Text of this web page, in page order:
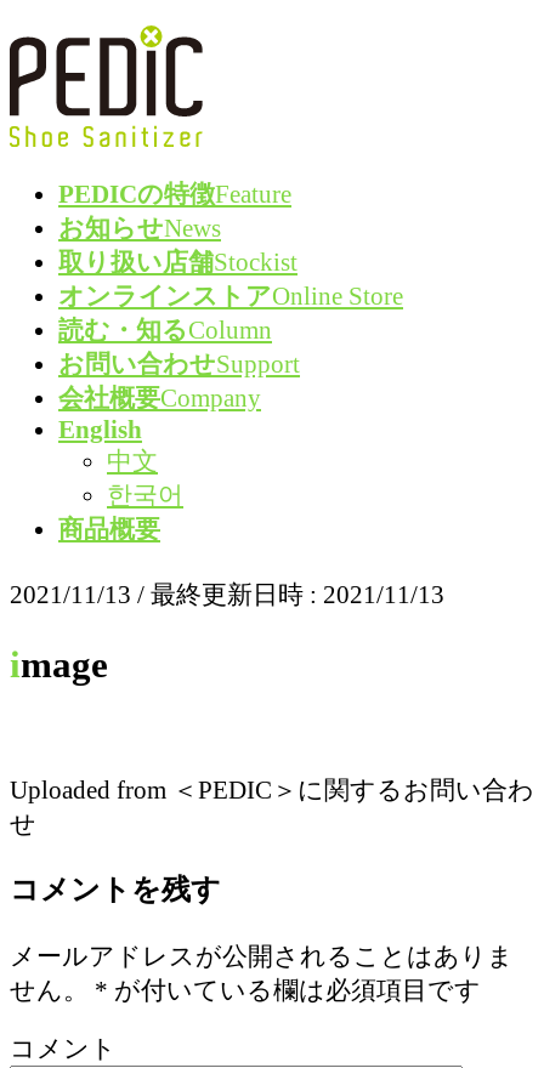
コ
ン
テ
ン
ナ
ビ
ゲ
ー
PEDICの特徴Feature
お知らせNews
取り扱い店舗Stockist
オンラインストアOnline Store
読む・知るColumn
お問い合わせSupport
会社概要Company
English
中文
한국어
商品概要
2021/11/13 / 最終更新日時 : 2021/11/13
image
Uploaded from ＜PEDIC＞に関するお問い合わ
せ
コメントを残す
メールアドレスが公開されることはありま
せん。
* が付いている欄は必須項目です
コメント